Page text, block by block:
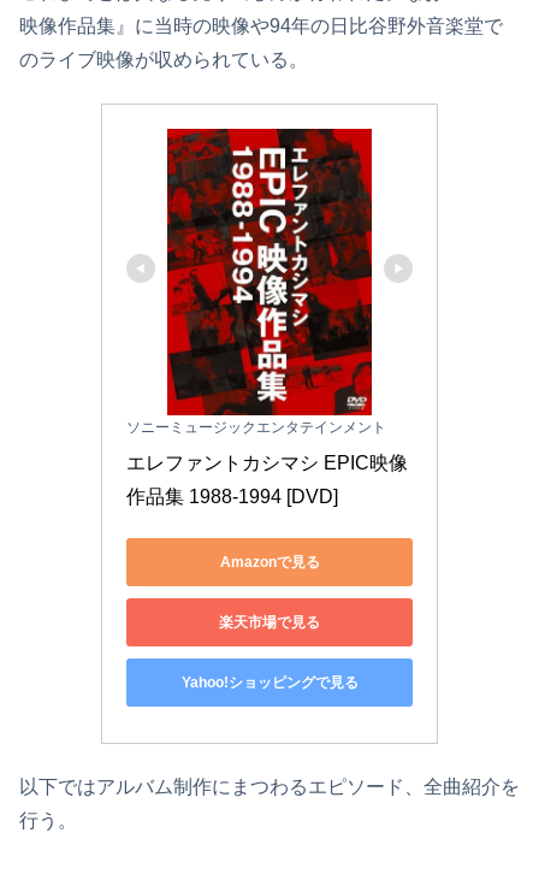
映像作品集』に当時の映像や94年の日比谷野外音楽堂で
のライブ映像が収められている。
ソニーミュージックエンタテインメント
エレファントカシマシ EPIC映像
作品集 1988-1994 [DVD]
Amazonで見る
楽天市場で見る
Yahoo!ショッピングで見る
以下ではアルバム制作にまつわるエピソード、全曲紹介を
行う。